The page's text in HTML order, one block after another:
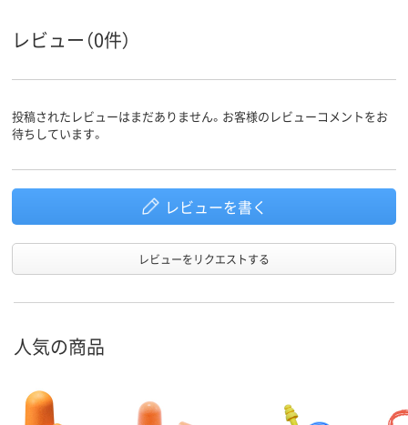
レビュー（0件）
投稿されたレビューはまだありません。お客様のレビューコメントをお
待ちしています。
レビューを書く
レビューをリクエストする
人気の商品